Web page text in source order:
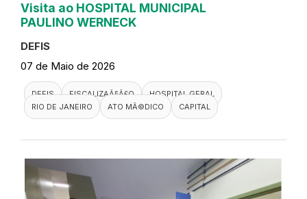
Visita ao HOSPITAL MUNICIPAL
PAULINO WERNECK
DEFIS
07 de Maio de 2026
DEFIS FISCALIZAÃ§Ã£O
HOSPITAL GERAL
RIO DE JANEIRO
ATO MÃ©DICO CAPITAL